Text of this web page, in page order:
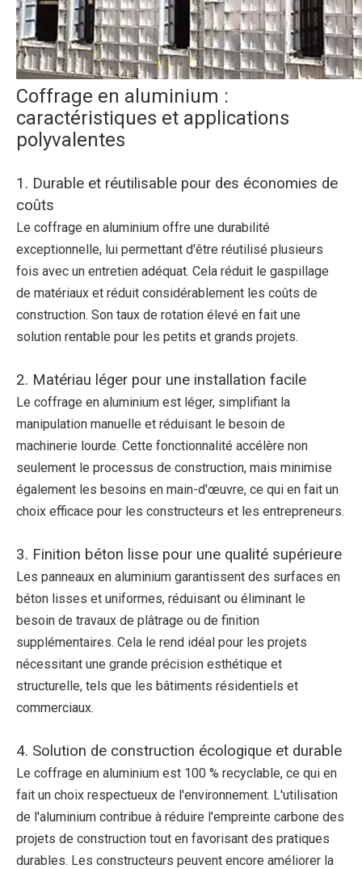
Coffrage en aluminium :
caractéristiques et applications
polyvalentes
1. Durable et réutilisable pour des économies de
coûts
Le coffrage en aluminium offre une durabilité
exceptionnelle, lui permettant d'être réutilisé plusieurs
fois avec un entretien adéquat. Cela réduit le gaspillage
de matériaux et réduit considérablement les coûts de
construction. Son taux de rotation élevé en fait une
solution rentable pour les petits et grands projets.
2. Matériau léger pour une installation facile
Le coffrage en aluminium est léger, simplifiant la
manipulation manuelle et réduisant le besoin de
machinerie lourde. Cette fonctionnalité accélère non
seulement le processus de construction, mais minimise
également les besoins en main-d'œuvre, ce qui en fait un
choix efficace pour les constructeurs et les entrepreneurs.
3. Finition béton lisse pour une qualité supérieure
Les panneaux en aluminium garantissent des surfaces en
béton lisses et uniformes, réduisant ou éliminant le
besoin de travaux de plâtrage ou de finition
supplémentaires. Cela le rend idéal pour les projets
nécessitant une grande précision esthétique et
structurelle, tels que les bâtiments résidentiels et
commerciaux.
4. Solution de construction écologique et durable
Le coffrage en aluminium est 100 % recyclable, ce qui en
fait un choix respectueux de l'environnement. L'utilisation
de l'aluminium contribue à réduire l'empreinte carbone des
projets de construction tout en favorisant des pratiques
durables. Les constructeurs peuvent encore améliorer la